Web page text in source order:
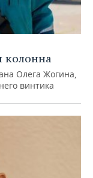
колонна
Олега Жогина,
винтика